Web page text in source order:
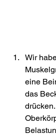
Wir
eine
das